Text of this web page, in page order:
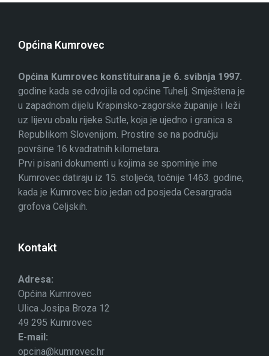
Općina Kumrovec
Općina Kumrovec konstituirana je 6. svibnja 1997.
godine kada se odvojila od općine Tuhelj. Smještena je
u zapadnom dijelu Krapinsko-zagorske županije i leži
uz lijevu obalu rijeke Sutle, koja je ujedno i granica s
Republikom Slovenijom. Prostire se na području
površine 16 kvadratnih kilometara.
Prvi pisani dokumenti u kojima se spominje ime
Kumrovec datiraju iz 15. stoljeća, točnije 1463. godine,
kada je Kumrovec bio jedan od posjeda Cesargrada
grofova Celjskih.
Kontakt
Adresa:
Općina Kumrovec
Ulica Josipa Broza 12
49 295 Kumrovec
E-mail:
opcina@kumrovec.hr